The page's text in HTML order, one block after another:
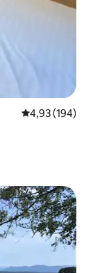
4,93 av 5 i
4,93 (194)